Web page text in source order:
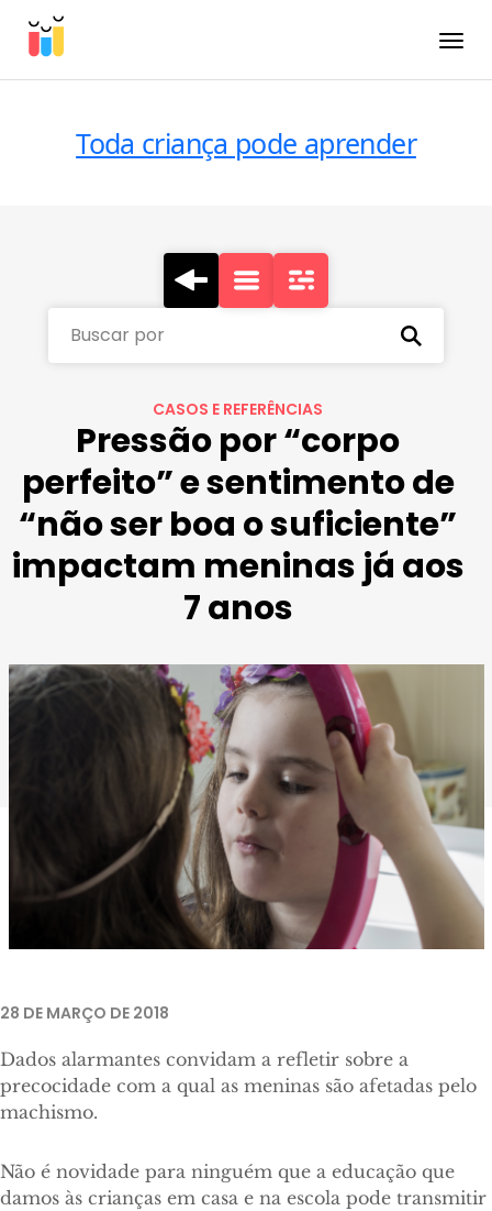
Toda criança pode aprender
Buscar por
CASOS E REFERÊNCIAS
Pressão por “corpo
perfeito” e sentimento de
“não ser boa o suficiente”
impactam meninas já aos
7 anos
28 DE MARÇO DE 2018
Dados alarmantes convidam a refletir sobre a
precocidade com a qual as meninas são afetadas pelo
machismo.
Não é novidade para ninguém que a educação que
damos às crianças em casa e na escola pode transmitir